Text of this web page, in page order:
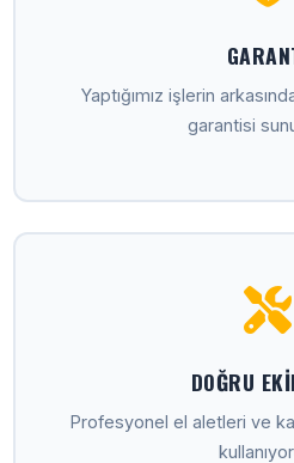
Yaptığımız işlerin
garantisi
DOĞRU
Profesyonel el aletleri ve